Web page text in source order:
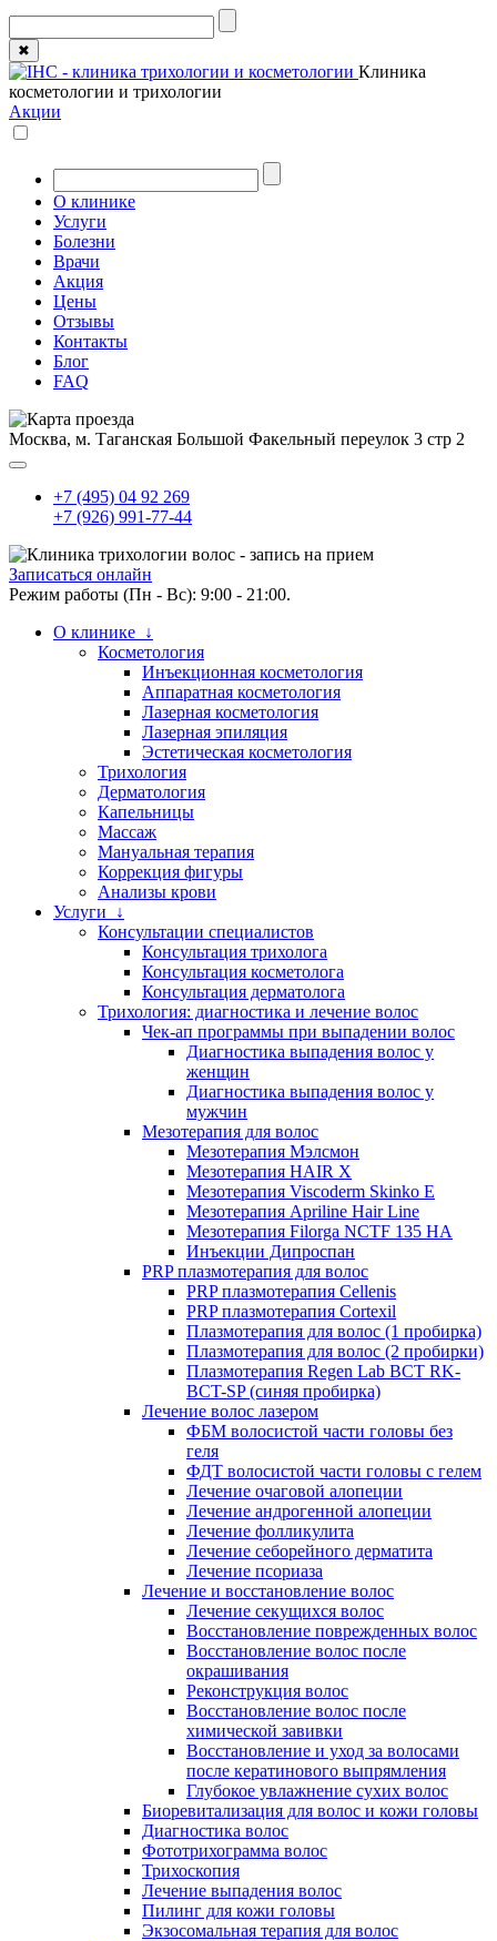
✖
Клиника
косметологии и трихологии
Акции
О клинике
Услуги
Болезни
Врачи
Акция
Цены
Отзывы
Контакты
Блог
FAQ
Москва, м. Таганская Большой Факельный переулок 3 стр 2
+7 (495) 04 92 269
+7 (926) 991-77-44
Записаться онлайн
Режим работы (Пн - Вс): 9:00 - 21:00.
О клинике ↓
Косметология
Инъекционная косметология
Аппаратная косметология
Лазерная косметология
Лазерная эпиляция
Эстетическая косметология
Трихология
Дерматология
Капельницы
Массаж
Мануальная терапия
Коррекция фигуры
Анализы крови
Услуги ↓
Консультации специалистов
Консультация трихолога
Консультация косметолога
Консультация дерматолога
Трихология: диагностика и лечение волос
Чек-ап программы при выпадении волос
Диагностика выпадения волос у
женщин
Диагностика выпадения волос у
мужчин
Мезотерапия для волос
Мезотерапия Мэлсмон
Мезотерапия HAIR X
Мезотерапия Viscoderm Skinko E
Мезотерапия Apriline Hair Line
Мезотерапия Filorga NCTF 135 HA
Инъекции Дипроспан
PRP плазмотерапия для волос
PRP плазмотерапия Cellenis
PRP плазмотерапия Cortexil
Плазмотерапия для волос (1 пробирка)
Плазмотерапия для волос (2 пробирки)
Плазмотерапия Regen Lab BCT RK-
BCT-SP (синяя пробирка)
Лечение волос лазером
ФБМ волосистой части головы без
геля
ФДТ волосистой части головы с гелем
Лечение очаговой алопеции
Лечение андрогенной алопеции
Лечение фолликулита
Лечение себорейного дерматита
Лечение псориаза
Лечение и восстановление волос
Лечение секущихся волос
Восстановление поврежденных волос
Восстановление волос после
окрашивания
Реконструкция волос
Восстановление волос после
химической завивки
Восстановление и уход за волосами
после кератинового выпрямления
Глубокое увлажнение сухих волос
Биоревитализация для волос и кожи головы
Диагностика волос
Фототрихограмма волос
Трихоскопия
Лечение выпадения волос
Пилинг для кожи головы
Экзосомальная терапия для волос